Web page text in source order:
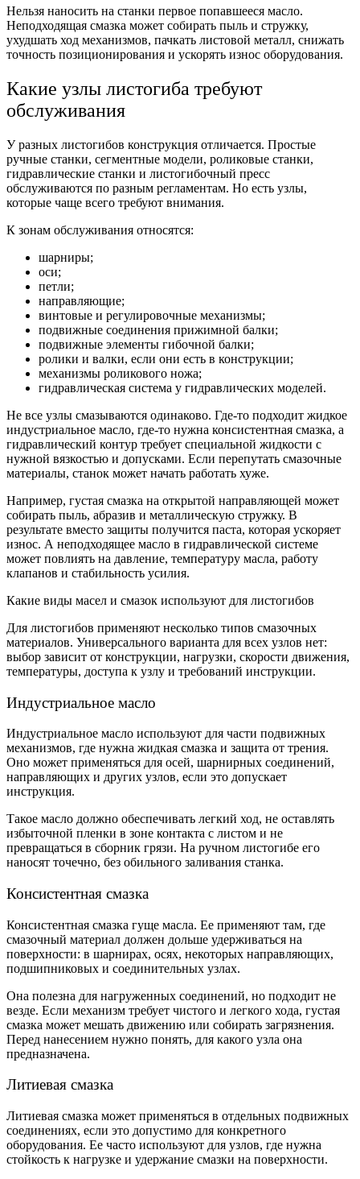
Нельзя наносить на станки первое попавшееся масло.
Неподходящая смазка может собирать пыль и стружку,
ухудшать ход механизмов, пачкать листовой металл, снижать
точность позиционирования и ускорять износ оборудования.
Какие узлы листогиба требуют
обслуживания
У разных листогибов конструкция отличается. Простые
ручные станки, сегментные модели, роликовые станки,
гидравлические станки и листогибочный пресс
обслуживаются по разным регламентам. Но есть узлы,
которые чаще всего требуют внимания.
К зонам обслуживания относятся:
шарниры;
оси;
петли;
направляющие;
винтовые и регулировочные механизмы;
подвижные соединения прижимной балки;
подвижные элементы гибочной балки;
ролики и валки, если они есть в конструкции;
механизмы роликового ножа;
гидравлическая система у гидравлических моделей.
Не все узлы смазываются одинаково. Где-то подходит жидкое
индустриальное масло, где-то нужна консистентная смазка, а
гидравлический контур требует специальной жидкости с
нужной вязкостью и допусками. Если перепутать смазочные
материалы, станок может начать работать хуже.
Например, густая смазка на открытой направляющей может
собирать пыль, абразив и металлическую стружку. В
результате вместо защиты получится паста, которая ускоряет
износ. А неподходящее масло в гидравлической системе
может повлиять на давление, температуру масла, работу
клапанов и стабильность усилия.
Какие виды масел и смазок используют для листогибов
Для листогибов применяют несколько типов смазочных
материалов. Универсального варианта для всех узлов нет:
выбор зависит от конструкции, нагрузки, скорости движения,
температуры, доступа к узлу и требований инструкции.
Индустриальное масло
Индустриальное масло используют для части подвижных
механизмов, где нужна жидкая смазка и защита от трения.
Оно может применяться для осей, шарнирных соединений,
направляющих и других узлов, если это допускает
инструкция.
Такое масло должно обеспечивать легкий ход, не оставлять
избыточной пленки в зоне контакта с листом и не
превращаться в сборник грязи. На ручном листогибе его
наносят точечно, без обильного заливания станка.
Консистентная смазка
Консистентная смазка гуще масла. Ее применяют там, где
смазочный материал должен дольше удерживаться на
поверхности: в шарнирах, осях, некоторых направляющих,
подшипниковых и соединительных узлах.
Она полезна для нагруженных соединений, но подходит не
везде. Если механизм требует чистого и легкого хода, густая
смазка может мешать движению или собирать загрязнения.
Перед нанесением нужно понять, для какого узла она
предназначена.
Литиевая смазка
Литиевая смазка может применяться в отдельных подвижных
соединениях, если это допустимо для конкретного
оборудования. Ее часто используют для узлов, где нужна
стойкость к нагрузке и удержание смазки на поверхности.